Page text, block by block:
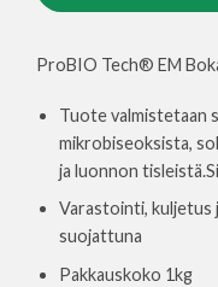
ProBIO Tech® EM
Tuote valmistetaan
mikrobiseoksista,
ja luonnon
Varastointi, kuljetus
suojattuna
Pakkauskoko 1kg